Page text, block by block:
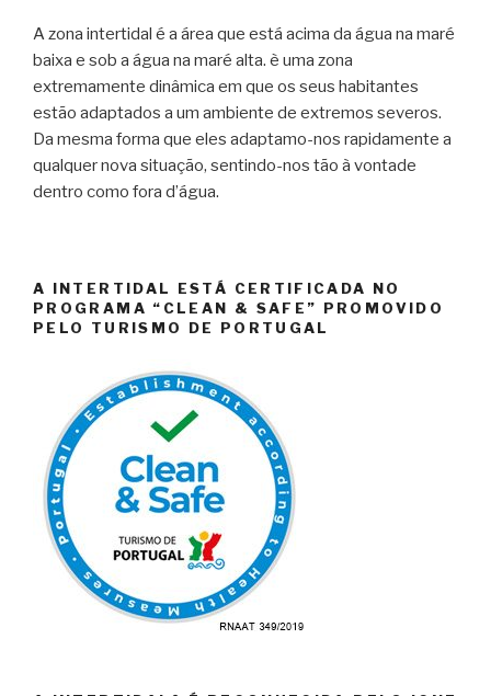
A zona intertidal é a área que está acima da água na maré
baixa e sob a água na maré alta. è uma zona
extremamente dinâmica em que os seus habitantes
estão adaptados a um ambiente de extremos severos.
Da mesma forma que eles adaptamo-nos rapidamente a
qualquer nova situação, sentindo-nos tão à vontade
dentro como fora d’água.
A INTERTIDAL ESTÁ CERTIFICADA NO
PROGRAMA “CLEAN & SAFE” PROMOVIDO
PELO TURISMO DE PORTUGAL